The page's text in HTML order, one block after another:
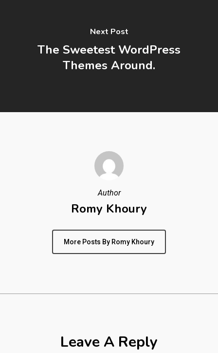
Next Post
The Sweetest WordPress
Themes Around.
Author
Romy Khoury
More Posts By Romy Khoury
Leave A Reply